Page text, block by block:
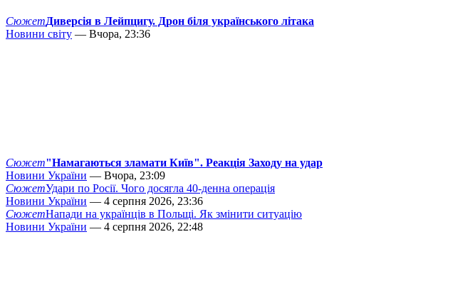
СюжетДиверсія в Лейпцигу. Дрон біля українського літака
Новини світу — Вчора, 23:36
Сюжет"Намагаються зламати Київ". Реакція Заходу на удар
Новини України — Вчора, 23:09
СюжетУдари по Росії. Чого досягла 40-денна операція
Новини України — 4 серпня 2026, 23:36
СюжетНапади на українців в Польщі. Як змінити ситуацію
Новини України — 4 серпня 2026, 22:48